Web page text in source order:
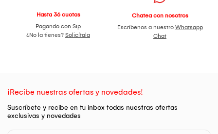
Hasta 36 cuotas
Pagando con Sip
¿No la tienes? Solicítala
Chatea con nosotros
Escríbenos a nuestro Whatsapp
Chat
¡Recibe nuestras ofertas y novedades!
Suscríbete y recibe en tu inbox todas nuestras ofertas
exclusivas y novedades